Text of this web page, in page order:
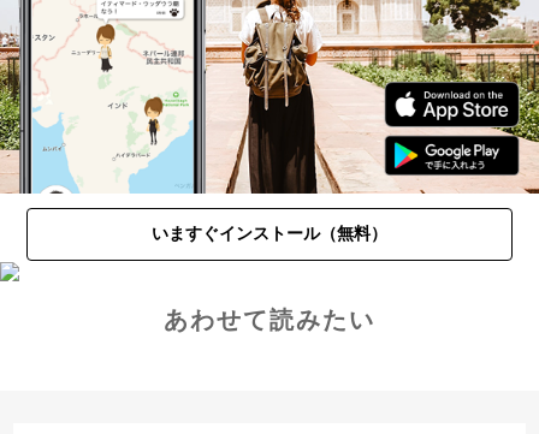
いますぐインストール（無料）
あわせて読みたい